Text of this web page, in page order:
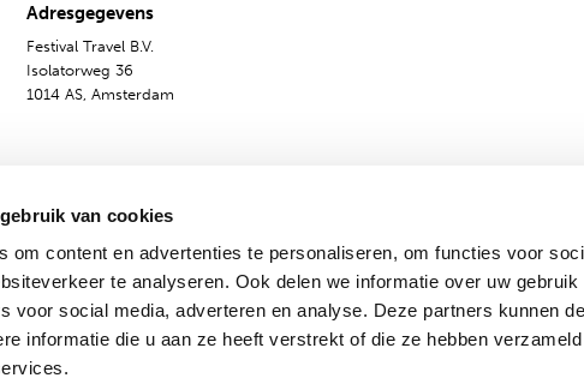
van cookies
om content en advertenties te personaliseren, om functies voor
te analyseren. Ook delen we informatie over uw gebruik
voor social media, adverteren en analyse. Deze partners kunnen
informatie die u aan ze heeft verstrekt of die ze hebben
Adresgegevens
Festival Travel B.V.
Isolatorweg 36
1014 AS, Amsterdam
Algemene voorwaarden Privacy & Cookies Nederlands